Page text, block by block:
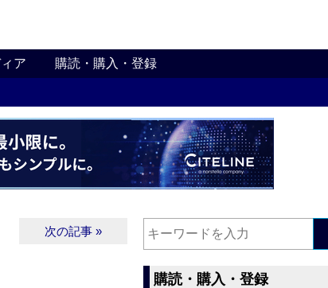
ア 購読・購入・登録
次の記事 »
購読・購入・登録